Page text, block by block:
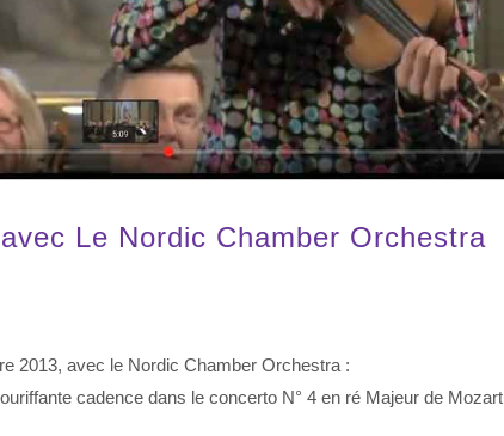
Le Nordic Chamber Orchestra
2013, avec le Nordic Chamber Orchestra :
cadence dans le concerto N° 4 en ré Majeur de Mozart